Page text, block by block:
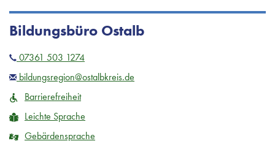
Bildungsbüro Ostalb
07361 503 1274
bildungsregion@ostalbkreis.de
Barrierefreiheit
Leichte Sprache
Gebärdensprache